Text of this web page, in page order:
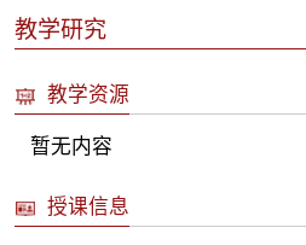
教学研究
教学资源
暂无内容
授课信息